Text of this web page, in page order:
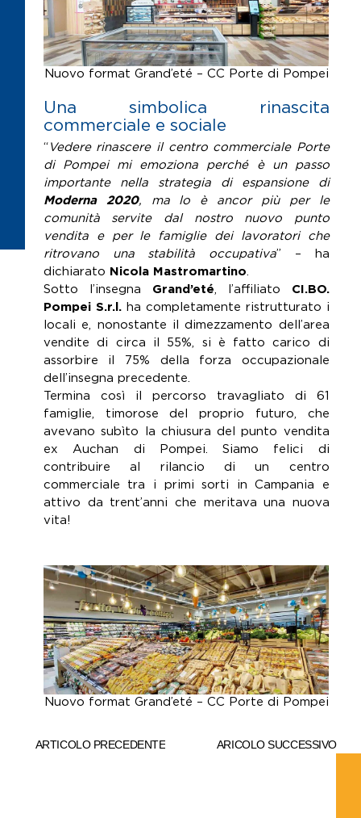
Nuovo format Grand’eté – CC Porte di Pompei
Una simbolica rinascita
commerciale e sociale
“ Vedere rinascere il centro commerciale Porte
di Pompei mi emoziona perché è un passo
importante nella strategia di espansione di
Moderna 2020, ma lo è ancor più per le
comunità servite dal nostro nuovo punto
vendita e per le famiglie dei lavoratori che
ritrovano una stabilità occupativa” – ha
dichiarato Nicola Mastromartino.
Sotto l’insegna Grand’eté, l’affiliato CI.BO.
Pompei S.r.l. ha completamente ristrutturato i
locali e, nonostante il dimezzamento dell’area
vendite di circa il 55%, si è fatto carico di
assorbire il 75% della forza occupazionale
dell’insegna precedente.
Termina così il percorso travagliato di 61
famiglie, timorose del proprio futuro, che
avevano subìto la chiusura del punto vendita
ex Auchan di Pompei. Siamo felici di
contribuire al rilancio di un centro
commerciale tra i primi sorti in Campania e
attivo da trent’anni che meritava una nuova
vita!
Nuovo format Grand’eté – CC Porte di Pompei
ARTICOLO PRECEDENTE ARICOLO SUCCESSIVO